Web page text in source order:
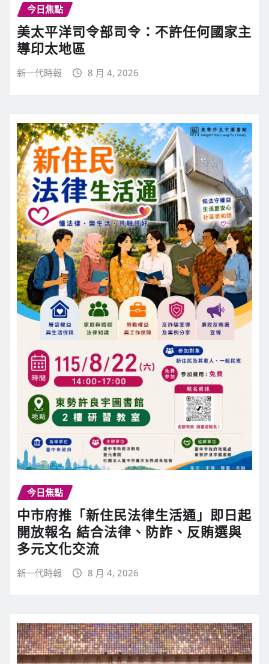
今日焦點
美太平洋司令部司令：不許任何國家主
導印太地區
新一代時報 8 月 4, 2026
今日焦點
中市府推「新住民法律生活通」即日起
開放報名 結合法律、防詐、反賄選與
多元文化交流
新一代時報 8 月 4, 2026